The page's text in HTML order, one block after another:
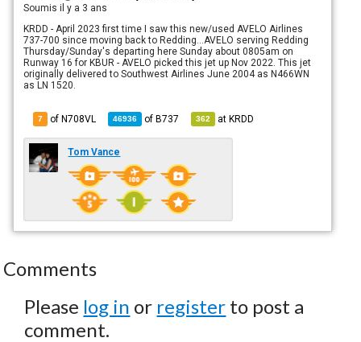
Soumisil y a 3 ans
KRDD - April 2023 first time I saw this new/used AVELO Airlines
737-700 since moving back to Redding...AVELO serving Redding
Thursday/Sunday's departing here Sunday about 0805am on
Runway 16 for KBUR - AVELO picked this jet up Nov 2022. This jet
originally delivered to Southwest Airlines June 2004 as N466WN
as LN 1520.
7 of N708VL 46936 ofB737 362 atKRDD
Tom Vance
Comments
Please log in or register to post a
comment.